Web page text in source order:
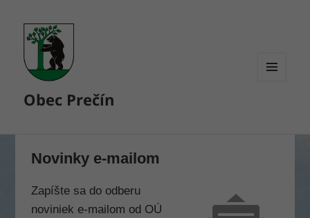
Obec Prečín
Novinky e-mailom
Zapíšte sa do odberu
noviniek e-mailom od OÚ